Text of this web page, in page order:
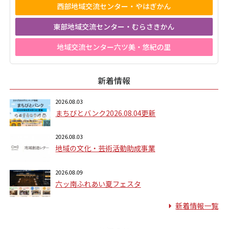
西部地域交流センター・やはぎかん
東部地域交流センター・むらさきかん
地域交流センター六ツ美・悠紀の里
新着情報
2026.08.03
まちびとバンク2026.08.04更新
2026.08.03
地域の文化・芸術活動助成事業
2026.08.09
六ッ南ふれあい夏フェスタ
新着情報一覧